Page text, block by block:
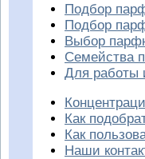
Подбор
Подбор
Выбор
Семейства
Для работы
Как
Как
Наши